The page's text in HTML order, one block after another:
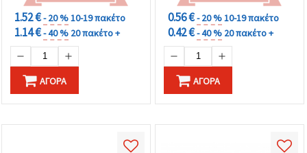
1.52 €- 20 %10-19 πακέτο
1.14 €- 40 % 20 πακέτο +
ΑΓΟΡΆ
0.56 €- 20 %10-19 πακέτο
0.42 €- 40 % 20 πακέτο +
ΑΓΟΡΆ